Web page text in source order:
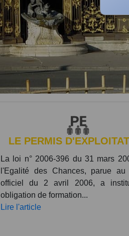
LE PERMIS
La loi n° 2006-396 du 31 mars
l'Egalité des Chances, parue au
officiel du 2 avril 2006, a
obligation de formation...
Lire l'article